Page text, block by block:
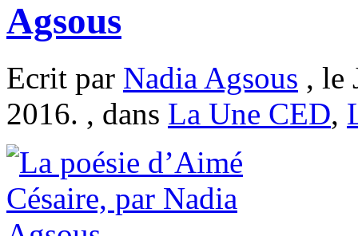
Agsous
Ecrit par Nadia Agsous , le
2016. , dans La Une CED,